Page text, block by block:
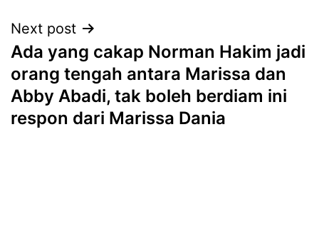
Next post
Ada yang cakap Norman Hakim jadi
orang tengah antara Marissa dan
Abby Abadi, tak boleh berdiam ini
respon dari Marissa Dania